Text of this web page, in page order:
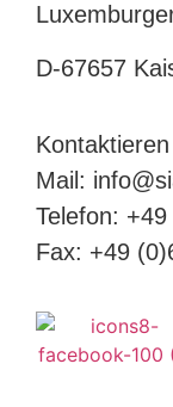
D-67657
Mail:
Telefon:
Fax: +49